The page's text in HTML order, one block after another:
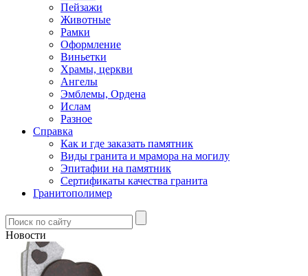
Пейзажи
Животные
Рамки
Оформление
Виньетки
Храмы, церкви
Ангелы
Эмблемы, Ордена
Ислам
Разное
Справка
Как и где заказать памятник
Виды гранита и мрамора на могилу
Эпитафии на памятник
Сертификаты качества гранита
Гранитополимер
Новости